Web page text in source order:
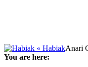
« HabiakAnari
You are here: